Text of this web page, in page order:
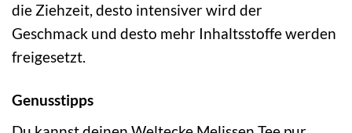
die Ziehzeit, desto intensiver wird der
Geschmack und desto mehr Inhaltsstoffe werden
freigesetzt.
Genusstipps